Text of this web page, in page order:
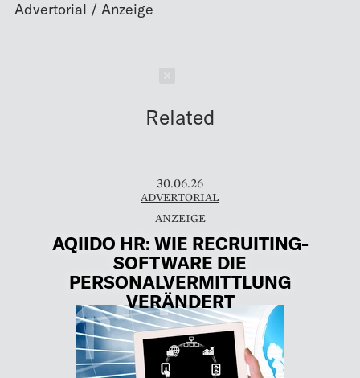
Related
30.06.26
ADVERTORIAL
AQIIDO HR: WIE RECRUITING-
SOFTWARE DIE
PERSONALVERMITTLUNG
VERÄNDERT